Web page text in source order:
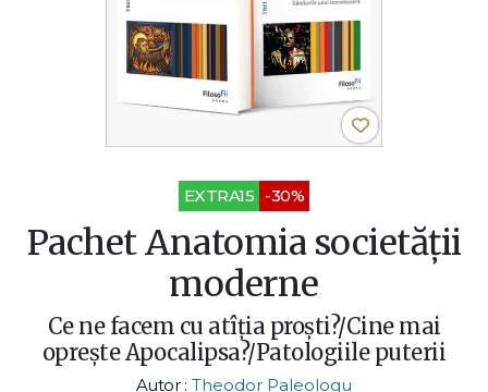
EXTRA15 -30%
Pachet Anatomia societății
moderne
Ce ne facem cu atîția proști?/Cine mai
oprește Apocalipsa?/Patologiile puterii
Autor : Theodor Paleologu